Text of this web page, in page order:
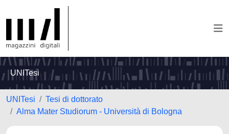
UNITesi
UNITesi
Tesi di dottorato
Alma Mater Studiorum - Università di Bologna